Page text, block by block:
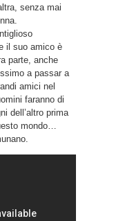
senza mai
il suo amico è
parte, anche
a passar a
amici nel
faranno di
dell’altro prima
mondo…